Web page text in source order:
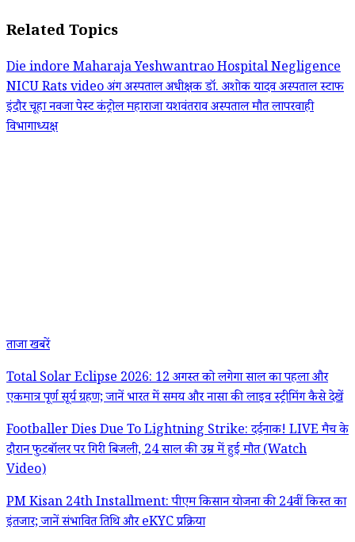
Related Topics
DieindoreMaharaja Yeshwantrao HospitalNegligence
NICURatsvideoअंगअस्पताल अधीक्षक डॉ. अशोक यादवअस्पताल स्टाफ
इंदौरचूहानवजापेस्ट कंट्रोलमहाराजा यशवंतराव अस्पतालमौतलापरवाही
विभागाध्यक्ष
ताजा खबरें
Total Solar Eclipse 2026: 12 अगस्त को लगेगा साल का पहला और
एकमात्र पूर्ण सूर्य ग्रहण; जानें भारत में समय और नासा की लाइव स्ट्रीमिंग कैसे देखें
Footballer Dies Due To Lightning Strike: दर्दनाक! LIVE मैच के
दौरान फुटबॉलर पर गिरी बिजली, 24 साल की उम्र में हुई मौत (Watch
Video)
PM Kisan 24th Installment: पीएम किसान योजना की 24वीं किस्त का
इंतजार; जानें संभावित तिथि और eKYC प्रक्रिया